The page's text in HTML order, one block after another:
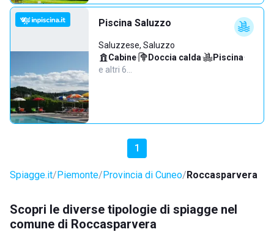
Piscina Saluzzo
Saluzzese, Saluzzo
Cabine· Doccia calda· Piscina·
e altri 6…
1
Spiagge.it Piemonte Provincia di Cuneo Roccasparvera
Scopri le diverse tipologie di spiagge nel
comune di Roccasparvera